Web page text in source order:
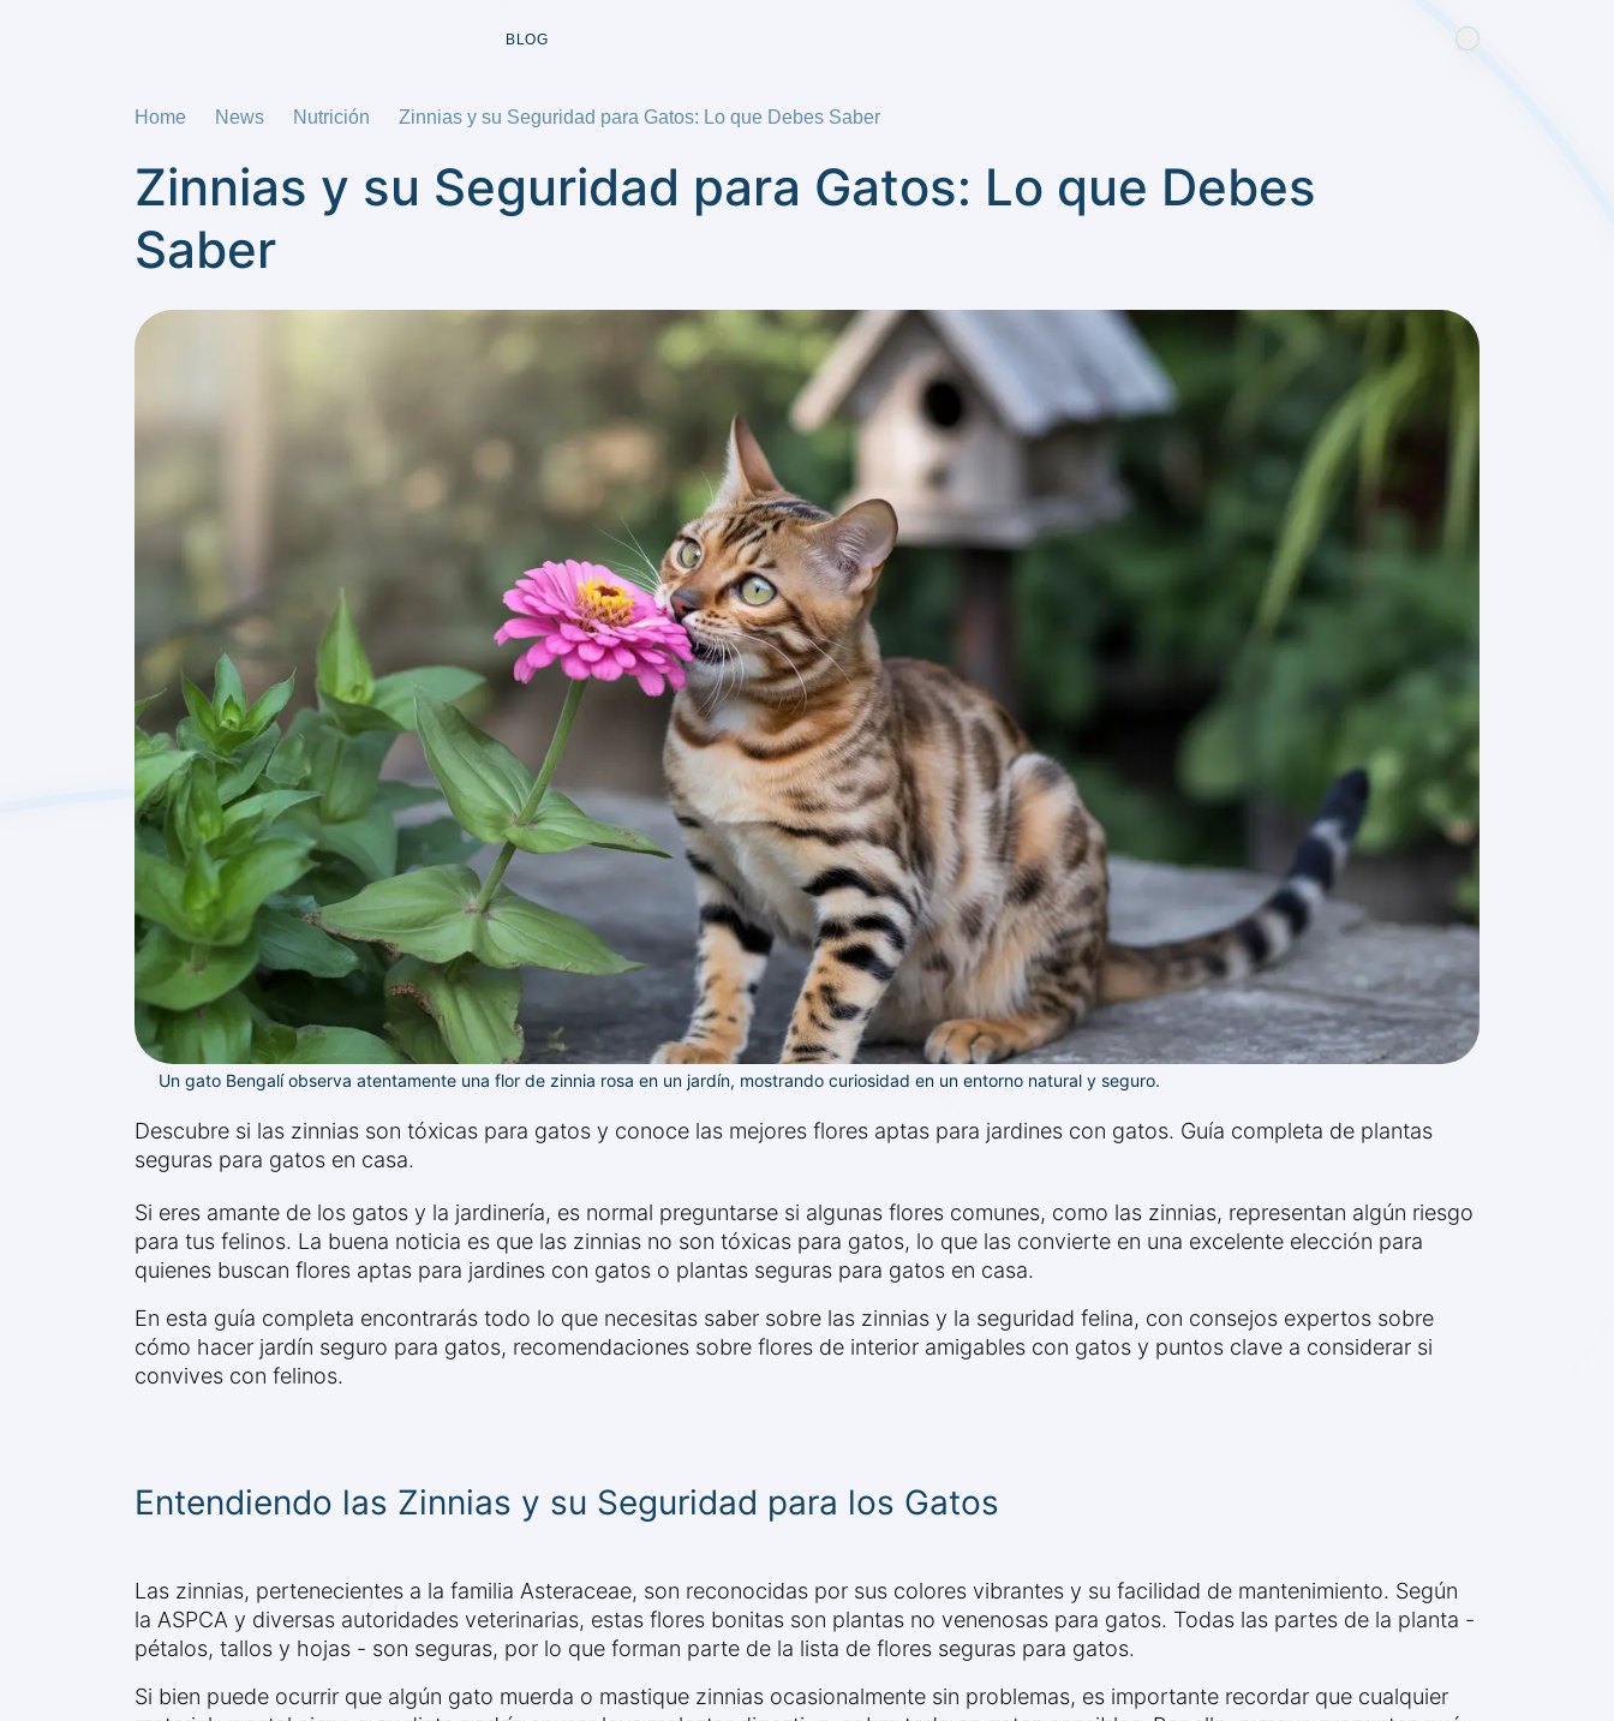
BLOG
Home News Nutrición Zinnias y su Seguridad para Gatos: Lo que Debes Saber
Zinnias y su Seguridad para Gatos: Lo que Debes
Saber
Un gato Bengalí observa atentamente una flor de zinnia rosa en un jardín, mostrando curiosidad en un entorno natural y seguro.
Descubre si las zinnias son tóxicas para gatos y conoce las mejores flores aptas para jardines con gatos. Guía completa de plantas
seguras para gatos en casa.
Si eres amante de los gatos y la jardinería, es normal preguntarse si algunas flores comunes, como las zinnias, representan algún riesgo
para tus felinos. La buena noticia es que las zinnias no son tóxicas para gatos, lo que las convierte en una excelente elección para
quienes buscan flores aptas para jardines con gatos o plantas seguras para gatos en casa.
En esta guía completa encontrarás todo lo que necesitas saber sobre las zinnias y la seguridad felina, con consejos expertos sobre
cómo hacer jardín seguro para gatos, recomendaciones sobre flores de interior amigables con gatos y puntos clave a considerar si
convives con felinos.
Entendiendo las Zinnias y su Seguridad para los Gatos
Las zinnias, pertenecientes a la familia Asteraceae, son reconocidas por sus colores vibrantes y su facilidad de mantenimiento. Según
la ASPCA y diversas autoridades veterinarias, estas flores bonitas son plantas no venenosas para gatos. Todas las partes de la planta -
pétalos, tallos y hojas - son seguras, por lo que forman parte de la lista de flores seguras para gatos.
Si bien puede ocurrir que algún gato muerda o mastique zinnias ocasionalmente sin problemas, es importante recordar que cualquier